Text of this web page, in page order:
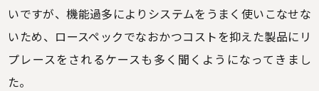
いですが、機能過多によりシステムをうまく使いこなせな
いため、ロースペックでなおかつコストを抑えた製品にリ
プレースをされるケースも多く聞くようになってきまし
た。